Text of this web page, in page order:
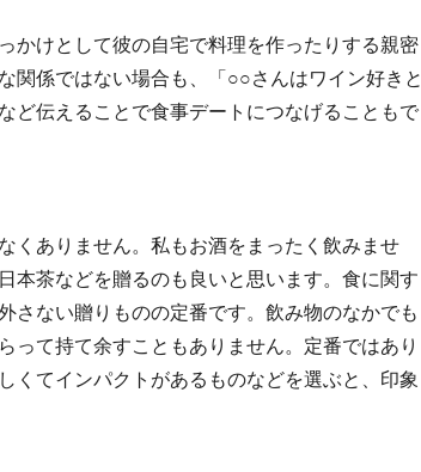
かけとして彼の自宅で料理を作ったりする親密
関係ではない場合も、「○○さんはワイン好きと
ど伝えることで食事デートにつなげることもで
くありません。私もお酒をまったく飲みませ
本茶などを贈るのも良いと思います。食に関す
さない贈りものの定番です。飲み物のなかでも
って持て余すこともありません。定番ではあり
くてインパクトがあるものなどを選ぶと、印象